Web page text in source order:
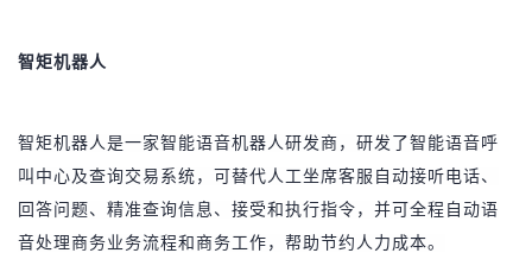
发
我
的
我
智矩机器人
智矩机器人是一家智能语音机器人研发商，研发了智能语音呼
叫中心及查询交易系统，可替代人工坐席客服自动接听电话、
回答问题、精准查询信息、接受和执行指令，并可全程自动语
音处理商务业务流程和商务工作，帮助节约人力成本。